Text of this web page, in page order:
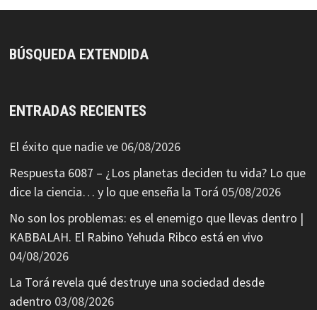
BÚSQUEDA EXTENDIDA
ENTRADAS RECIENTES
El éxito que nadie ve 06/08/2026
Respuesta 6087 – ¿Los planetas deciden tu vida? Lo que
dice la ciencia… y lo que enseña la Torá 05/08/2026
No son los problemas: es el enemigo que llevas dentro |
KABBALAH. El Rabino Yehuda Ribco está en vivo
04/08/2026
La Torá revela qué destruye una sociedad desde
adentro 03/08/2026